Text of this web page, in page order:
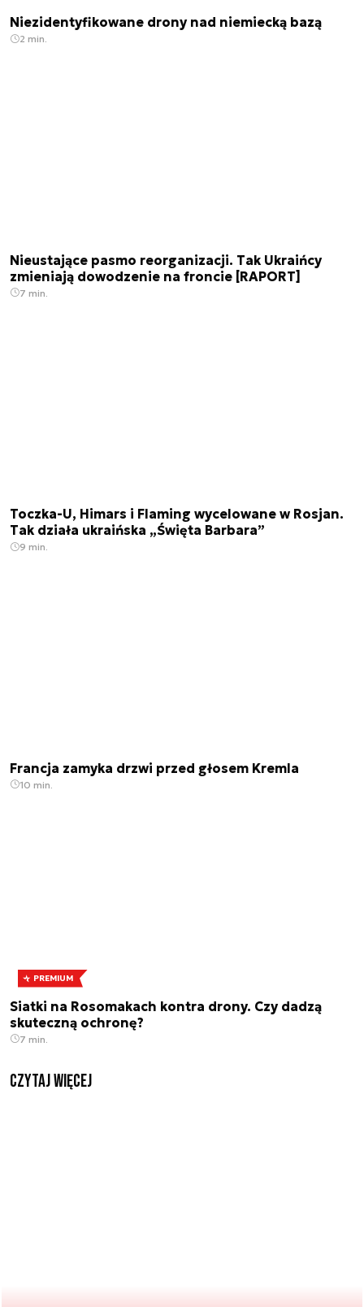
Niezidentyfikowane drony nad niemiecką bazą
2 min.
Nieustające pasmo reorganizacji. Tak Ukraińcy
zmieniają dowodzenie na froncie [RAPORT]
7 min.
Toczka-U, Himars i Flaming wycelowane w Rosjan.
Tak działa ukraińska „Święta Barbara”
9 min.
Francja zamyka drzwi przed głosem Kremla
10 min.
PREMIUM
Siatki na Rosomakach kontra drony. Czy dadzą
skuteczną ochronę?
7 min.
czytaj więcej